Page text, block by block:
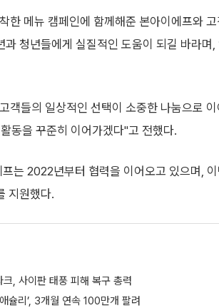
한 메뉴 캠페인에 함께해준 본아이에프와
과 청년들에게 실질적인 도움이 되길 바라
객들의 일상적인 선택이 소중한 나눔으로
동을 꾸준히 이어가겠다"고 전했다.
는 2022년부터 협력을 이어오고 있으며,
지원했다.
크, 사이판 태풍 피해 복구 총력
슐리’, 3개월 연속 100만개 팔려